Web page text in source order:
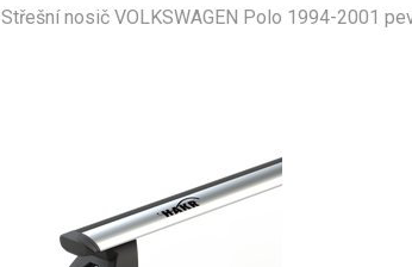
Střešní nosič VOLKSWAGEN Polo 1994-2001